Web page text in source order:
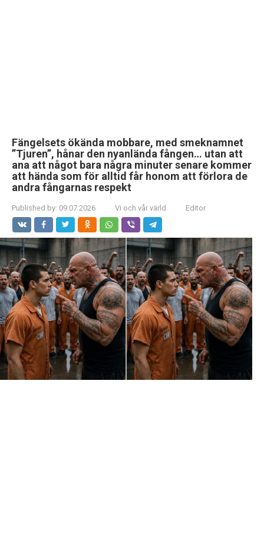
Fängelsets ökända mobbare, med smeknamnet
”Tjuren”, hånar den nyanlända fången… utan att
ana att något bara några minuter senare kommer
att hända som för alltid får honom att förlora de
andra fångarnas respekt
Published by: 09.07.2026 Vi och vår värld Editor